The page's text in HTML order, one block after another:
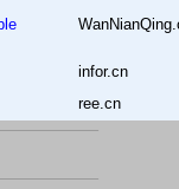
infor.cn
ree.cn